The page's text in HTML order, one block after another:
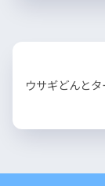
ウサギどんと